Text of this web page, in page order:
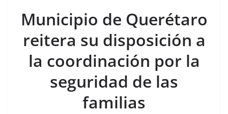
c
e
b
o
itt
er
ai
l
at
s
A
p
p
ss
e
n
g
er
e
gr
a
m
m
p
ar
tir
Municipio de Querétaro
reitera su disposición a
la coordinación por la
seguridad de las
familias